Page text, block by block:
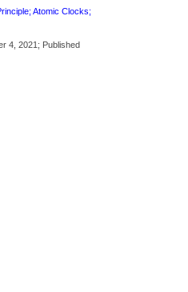
Atomic Clocks;
4, 2021; Published